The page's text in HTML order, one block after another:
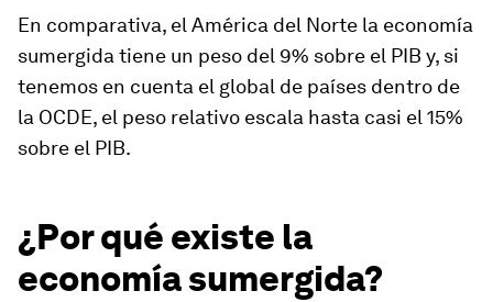
En comparativa, el América del Norte la economía
sumergida tiene un peso del 9% sobre el PIB y, si
tenemos en cuenta el global de países dentro de
la OCDE, el peso relativo escala hasta casi el 15%
sobre el PIB.
¿Por qué existe la
economía sumergida?